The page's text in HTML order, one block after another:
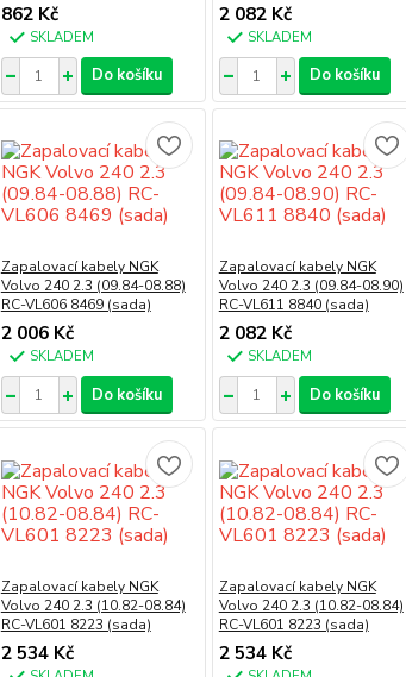
862 Kč
SKLADEM
Do košíku
2 082 Kč
SKLADEM
Do košíku
Zapalovací kabely NGK
Volvo 240 2.3 (09.84-08.88)
RC-VL606 8469 (sada)
2 006 Kč
SKLADEM
Do košíku
Zapalovací kabely NGK
Volvo 240 2.3 (09.84-08.90)
RC-VL611 8840 (sada)
2 082 Kč
SKLADEM
Do košíku
Zapalovací kabely NGK
Volvo 240 2.3 (10.82-08.84)
RC-VL601 8223 (sada)
2 534 Kč
Zapalovací kabely NGK
Volvo 240 2.3 (10.82-08.84)
RC-VL601 8223 (sada)
2 534 Kč